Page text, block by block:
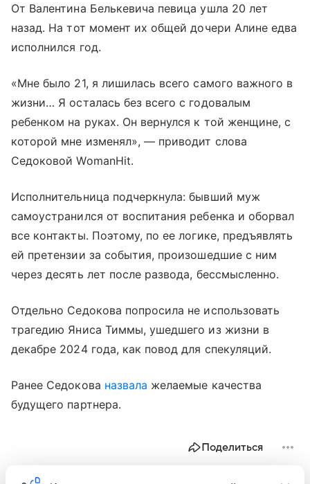
От Валентина Белькевича певица ушла 20 лет
назад. На тот момент их общей дочери Алине едва
исполнился год.
«Мне было 21, я лишилась всего самого важного в
жизни… Я осталась без всего с годовалым
ребенком на руках. Он вернулся к той женщине, с
которой мне изменял», — приводит слова
Седоковой WomanHit.
Исполнительница подчеркнула: бывший муж
самоустранился от воспитания ребенка и оборвал
все контакты. Поэтому, по ее логике, предъявлять
ей претензии за события, произошедшие с ним
через десять лет после развода, бессмысленно.
Отдельно Седокова попросила не использовать
трагедию Яниса Тиммы, ушедшего из жизни в
декабре 2024 года, как повод для спекуляций.
Ранее Седокова назвала желаемые качества
будущего партнера.
Поделиться